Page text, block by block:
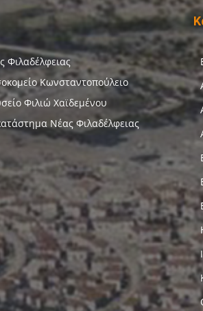
Φιλαδέλφειας
Κωνσταντοπούλειο
Φιλιώ Χαϊδεμένου
Νέας Φιλαδέλφειας